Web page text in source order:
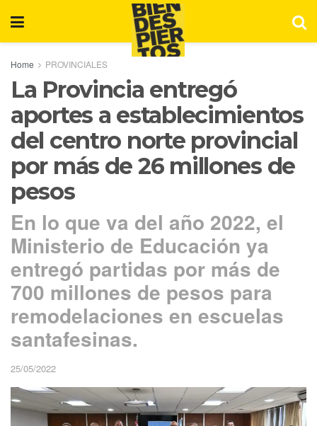
Home PROVINCIALES
La Provincia entregó
aportes a establecimientos
del centro norte provincial
por más de 26 millones de
pesos
En lo que va del año 2022, el
Ministerio de Educación ya
entregó partidas por más de
700 millones de pesos para
remodelaciones en escuelas
santafesinas.
25/05/2022